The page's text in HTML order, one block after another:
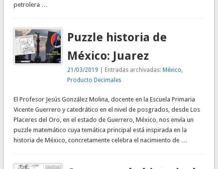
petrolera …
Puzzle historia de
México: Juarez
21/03/2019 | Entradas archivadas:México
Producto Decimales
El Profesor Jesús González Molina, docente en la Escuela Primaria
Vicente Guerrero y catedrático en el nivel de posgrados, desde Los
Placeres del Oro, en el estado de Guerrero, México, nos envía un
puzzle matemático cuya temática principal está inspirada en la
historia de México, concretamente celebra el nacimiento de …